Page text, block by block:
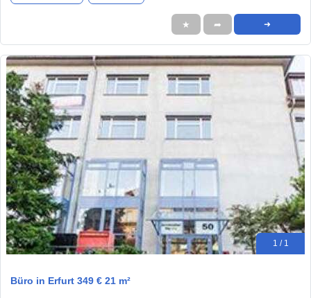
★ ➦ ➜
1 / 1
Büro in Erfurt 349 € 21 m²